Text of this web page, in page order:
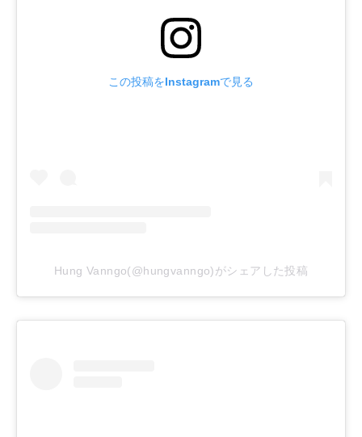
この投稿をInstagramで見る
Hung Vanngo(@hungvanngo)がシェアした投稿